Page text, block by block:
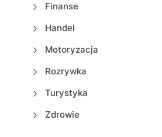
Finanse
Handel
Motoryzacja
Rozrywka
Turystyka
Zdrowie